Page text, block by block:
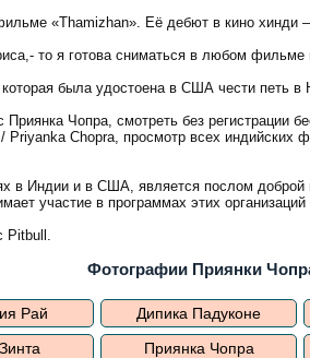
«Thamizhan». Её дебют в кино хинди
то я готова сниматься в любом
была удостоена в США чести петь
Чопра, смотреть без регистрации
Priyanka Chopra, просмотр всех
в Индии и в США, является послом
участие в программах этих
Pitbull.
Фотографии Приянки
Рай Дипика Падуконе
Приянка Чопра